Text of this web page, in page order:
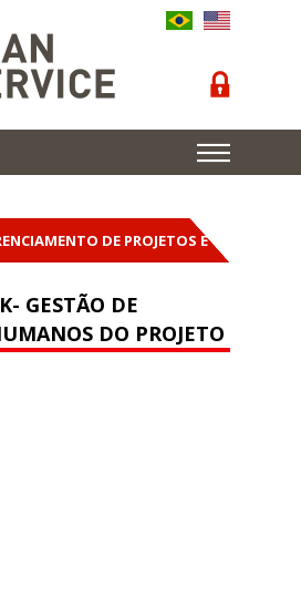
DE PROJETOS E
GESTÃO DE
DO PROJETO